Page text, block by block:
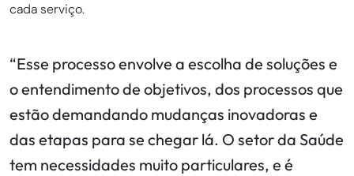
cada serviço.
“Esse processo envolve a escolha de soluções e
o entendimento de objetivos, dos processos que
estão demandando mudanças inovadoras e
das etapas para se chegar lá. O setor da Saúde
tem necessidades muito particulares, e é